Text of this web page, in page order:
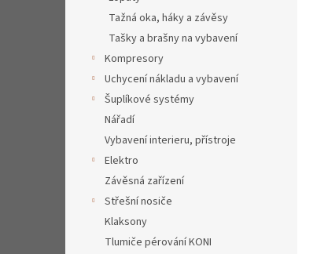
Tažná oka, háky a závěsy
Tašky a brašny na vybavení
Kompresory
Uchycení nákladu a vybavení
Šuplíkové systémy
Nářadí
Vybavení interieru, přístroje
Elektro
Závěsná zařízení
Střešní nosiče
Klaksony
Tlumiče pérování KONI